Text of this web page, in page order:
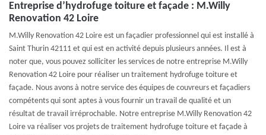
Entreprise d’hydrofuge toiture et façade : M.Willy
Renovation 42 Loire
M.Willy Renovation 42 Loire est un façadier professionnel qui est installé à
Saint Thurin 42111 et qui est en activité depuis plusieurs années. Il est à
noter que, vous pouvez solliciter les services de notre entreprise M.Willy
Renovation 42 Loire pour réaliser un traitement hydrofuge toiture et
façade. Nous avons à notre service des équipes de couvreurs et façadiers
compétents qui sont aptes à vous fournir un travail de qualité et un
résultat de travail irréprochable. Notre entreprise M.Willy Renovation 42
Loire va réaliser vos projets de traitement hydrofuge toiture et façade à